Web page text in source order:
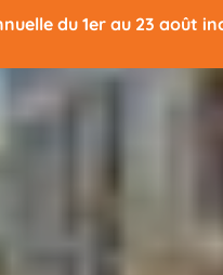
du 1er au 23 août